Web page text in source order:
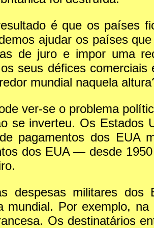
é que os países
ajudar os países
de juro e impor uma
seus défices
mundial naquela
ver-se o problema
se inverteu. Os Estados
pagamentos dos EUA
dos EUA — desde
despesas militares
mundial. Por exemplo,
Os destinatários